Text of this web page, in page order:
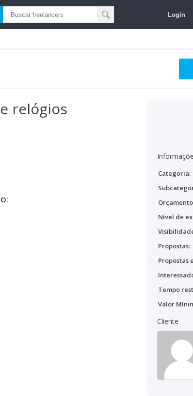
Login
relógios
Categoria:
Nível de
Propostas:
Propostas
Tempo
Valor
Cliente